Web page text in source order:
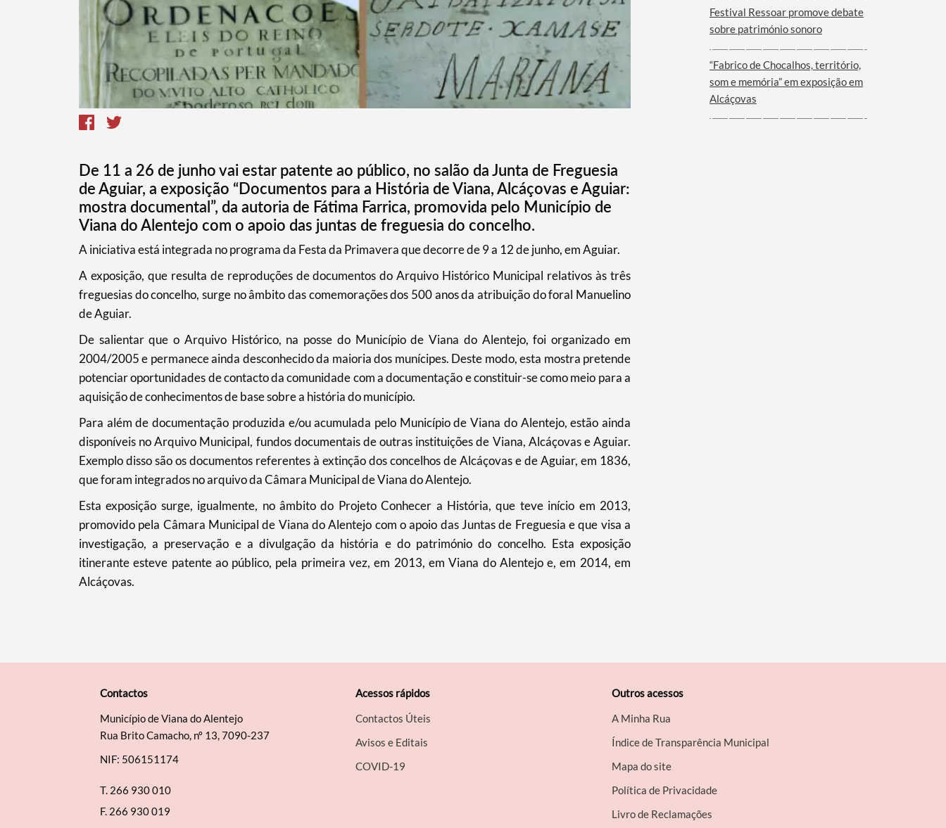
Categorias gerais
De 11 a 26 de junho vai estar patente ao público, no salão da Junta de Freguesia
de Aguiar, a exposição “Documentos para a História de Viana, Alcáçovas e Aguiar:
mostra documental”, da autoria de Fátima Farrica, promovida pelo Município de
Viana do Alentejo com o apoio das juntas de freguesia do concelho.
​A iniciativa está integrada no programa da Festa da Primavera que decorre de 9 a 12 de junho, em Aguiar.
A exposição, que resulta de reproduções de documentos do Arquivo Histórico Municipal relativos às três
freguesias do concelho, surge no âmbito das comemorações dos 500 anos da atribuição do foral Manuelino
de Aguiar.
De salientar que o Arquivo Histórico, na posse do Município de Viana do Alentejo, foi organizado em
2004/2005 e permanece ainda desconhecido da maioria dos munícipes. Deste modo, esta mostra pretende
potenciar oportunidades de contacto da comunidade com a documentação e constituir-se como meio para a
aquisição de conhecimentos de base sobre a história do município.
Para além de documentação produzida e/ou acumulada pelo Município de Viana do Alentejo, estão ainda
disponíveis no Arquivo Municipal, fundos documentais de outras instituições de Viana, Alcáçovas e Aguiar.
Exemplo disso são os documentos referentes à extinção dos concelhos de Alcáçovas e de Aguiar, em 1836,
que foram integrados no arquivo da Câmara Municipal de Viana do Alentejo.
Esta exposição surge, igualmente, no âmbito do Projeto Conhecer a História, que teve início em 2013,
promovido pela Câmara Municipal de Viana do Alentejo com o apoio das Juntas de Freguesia e que visa a
investigação, a preservação e a divulgação da história e do património do concelho. Esta exposição
itinerante esteve patente ao público, pela primeira vez, em 2013, em Viana do Alentejo e, em 2014, em
Alcáçovas.
Festival Ressoar promove debate
sobre património sonoro
“Fabrico de Chocalhos, território,
som e memória” em exposição em
Alcáçovas
Contactos
Município de Viana do Alentejo
Rua Brito Camacho, nº 13, 7090-237
NIF: 506151174
T. 266 930 010
F. 266 930 019
Acessos rápidos
Contactos Úteis
Avisos e Editais
COVID-19
Outros acessos
A Minha Rua
Índice de Transparência Municipal
Mapa do site
Política de Privacidade
Livro de Reclamações